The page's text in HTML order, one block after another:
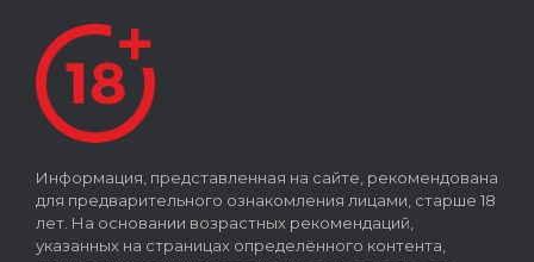
Информация, представленная на сайте, рекомендована
для предварительного ознакомления лицами, старше 18
лет. На основании возрастных рекомендаций,
указанных на страницах определённого контента,